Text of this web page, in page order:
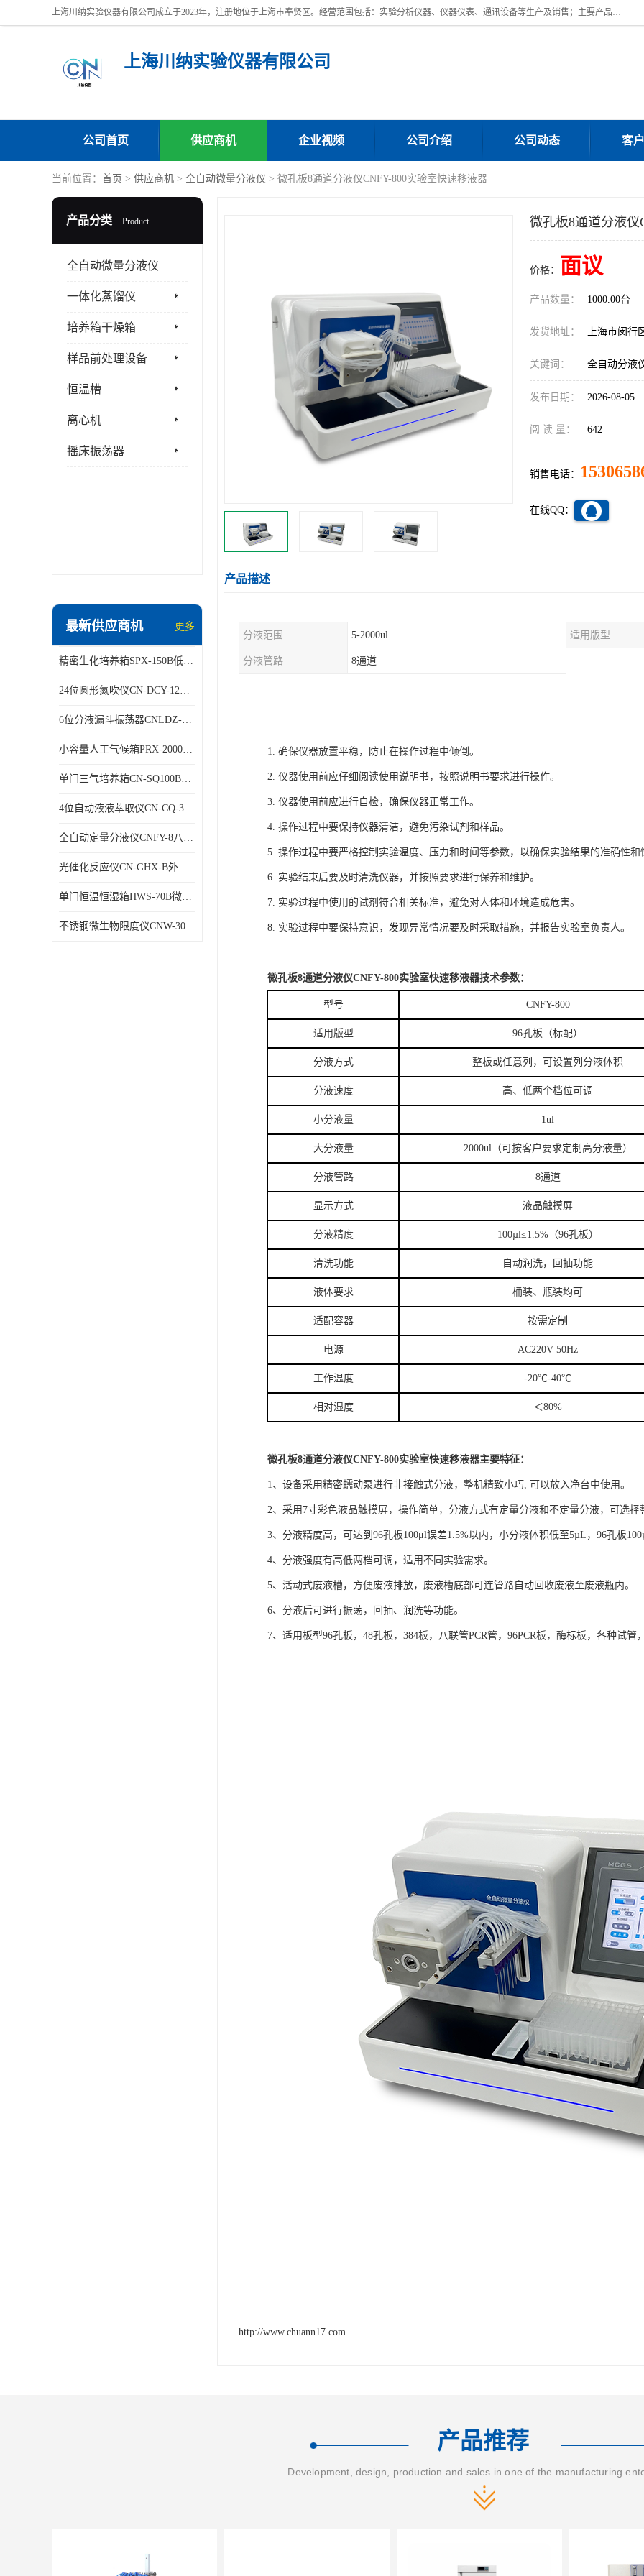
上海川纳实验仪器有限公司成立于2023年，注册地位于上海市奉贤区。经营范围包括：实验分析仪器、仪器仪表、通讯设备等生产及销售；主要产品有：全自动微量分液仪，一体化蒸馏仪，氟化物蒸馏仪，培养箱干燥箱，人工气候箱，生化培养箱，二氧化碳培养箱，厌氧培养箱，三气培养箱，光照培养箱等。
上海川纳实验仪器有限公司
公司首页 供应商机 企业视频 公司介绍 公司动态 客
当前位置： 首页 > 供应商机 > 全自动微量分液仪 > 微孔板8通道分液仪CNFY-800实验室快速移液器
产品分类 Product
全自动微量分液仪
一体化蒸馏仪
培养箱干燥箱
样品前处理设备
恒温槽
离心机
摇床振荡器
最新供应商机 更多
精密生化培养箱SPX-150B低温细菌培养箱
24位圆形氮吹仪CN-DCY-12Y水浴氮气吹扫捕集仪
6位分液漏斗振荡器CNLDZ-8D垂直净化振荡器
小容量人工气候箱PRX-2000A低温养虫箱
单门三气培养箱CN-SQ100B低氧细胞试验箱
4位自动液液萃取仪CN-CQ-3C油水萃取装置
全自动定量分液仪CNFY-8八排联管分液器
光催化反应仪CN-GHX-B外照式光化学反应器
单门恒温恒湿箱HWS-70B微生物细菌培养箱
不锈钢微生物限度仪CNW-300B薄膜过滤器
微孔板8通道分液仪
价格： 面议
产品数量： 1000.00台
发货地址： 上海市闵
关键词： 全自动分液
发布日期： 2026-08-05
阅 读 量： 642
销售电话：
在线QQ：
产品描述
分液范围 5-2000ul 适用版型
分液管路 8通道
1. 确保仪器放置平稳，防止在操作过程中倾倒。
2. 仪器使用前应仔细阅读使用说明书，按照说明书要求进行操作。
3. 仪器使用前应进行自检，确保仪器正常工作。
4. 操作过程中要保持仪器清洁，避免污染试剂和样品。
5. 操作过程中要严格控制实验温度、压力和时间等参数，以确保实验结果的准确性和
6. 实验结束后要及时清洗仪器，并按照要求进行保养和维护。
7. 实验过程中使用的试剂符合相关标准，避免对人体和环境造成危害。
8. 实验过程中要保持意识，发现异常情况要及时采取措施，并报告实验室负责人。
微孔板8通道分液仪CNFY-800实验室快速移液器技术参数：
型号 CNFY-800
适用版型 96孔板（标配）
分液方式 整板或任意列，可设置列分液体积
分液速度 高、低两个档位可调
小分液量 1ul
大分液量 2000ul（可按客户要求定制高分液量）
分液管路 8通道
显示方式 液晶触摸屏
分液精度 100µl≤1.5%（96孔板）
清洗功能 自动润洗，回抽功能
液体要求 桶装、瓶装均可
适配容器 按需定制
电源 AC220V 50Hz
工作温度 -20℃-40℃
相对湿度 ＜80%
微孔板8通道分液仪CNFY-800实验室快速移液器主要特征：
1、设备采用精密蠕动泵进行非接触式分液，整机精致小巧, 可以放入净台中使用。
2、采用7寸彩色液晶触摸屏，操作简单，分液方式有定量分液和不定量分液，可选择
3、分液精度高，可达到96孔板100μl误差1.5%以内，小分液体积低至5µL，96孔板
4、分液强度有高低两档可调，适用不同实验需求。
5、活动式废液槽，方便废液排放，废液槽底部可连管路自动回收废液至废液瓶内。
6、分液后可进行振荡，回抽、润洗等功能。
7、适用板型96孔板，48孔板，384板，八联管PCR管，96PCR板，酶标板，各种试
http://www.chuann17.com
产品推荐
Development, design, production and sales in one of the manufacturing